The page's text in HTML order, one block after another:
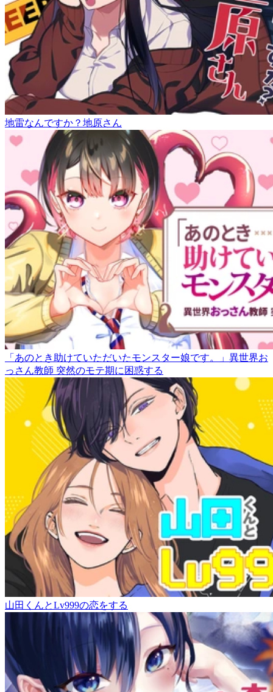
地雷なんですか？地原さん
「あのとき助けていただいたモンスター娘です。」異世界お
っさん教師 突然のモテ期に困惑する
山田くんとLv999の恋をする